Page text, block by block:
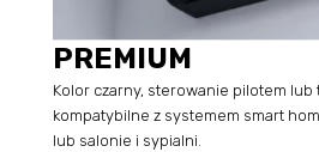
PREMIUM
Kolor czarny, sterowanie pilotem
kompatybilne z systemem smart
lub salonie i sypialni.